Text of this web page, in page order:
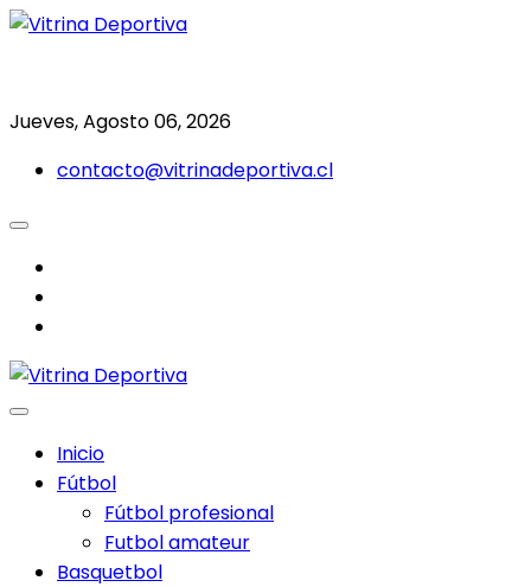
Saltar
Jueves, Agosto 06, 2026
contacto@vitrinadeportiva.cl
Inicio
Fútbol
Fútbol profesional
Futbol amateur
Basquetbol